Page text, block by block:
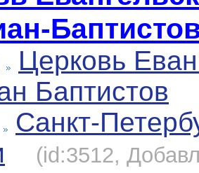
Церковь
Баптистов
Санкт-
(id:3512,